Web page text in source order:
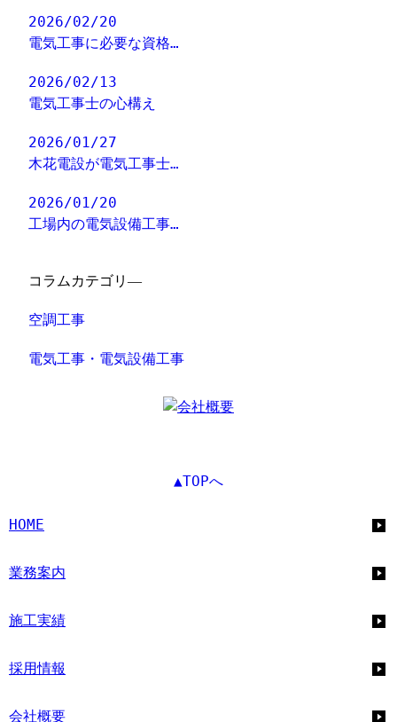
2026/02/20
電気工事に必要な資格…
2026/02/13
電気工事士の心構え
2026/01/27
木花電設が電気工事士…
2026/01/20
工場内の電気設備工事…
コラムカテゴリ―
空調工事
電気工事・電気設備工事
▲TOPへ
HOME
業務案内
施工実績
採用情報
会社概要